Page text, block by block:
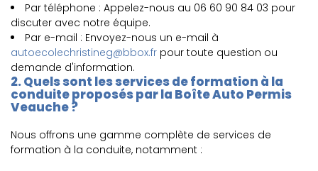
Par téléphone : Appelez-nous au 06 60 90 84 03 pour
discuter avec notre équipe.
Par e-mail : Envoyez-nous un e-mail à
autoecolechristineg@bbox.fr pour toute question ou
demande d'information.
2. Quels sont les services de formation à la
conduite proposés par la Boîte Auto Permis
Veauche ?
Nous offrons une gamme complète de services de
formation à la conduite, notamment :